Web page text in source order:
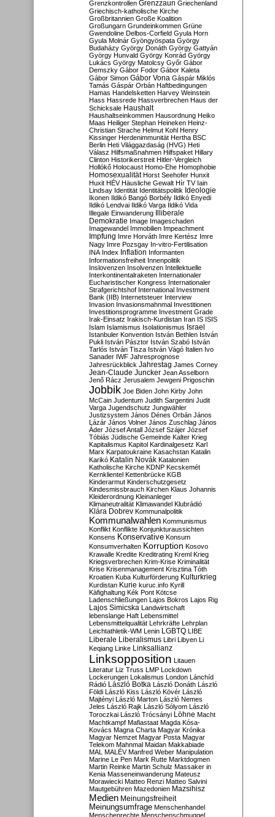
Grenzkontrollen Grenzzaun Griechenland
Griechisch-katholische Kirche
Großbritannien Große Koalition
Großungarn Grundeinkommen Grüne
Gwendoline Delbos-Corfield Gyula Horn
Gyula Molnár Gyöngyöspata György
Budaházy György Donáth György Gattyán
György Hunvald György Konrád György
Lukács György Matolcsy Győr Gábor
Demszky Gábor Fodor Gábor Kaleta
Gábor Simon Gábor Vona Gáspár Miklós
Tamás Gáspár Orbán Haftbedingungen
Hamas Handelsketten Harvey Weinstein
Hass Hassrede Hassverbrechen Haus der
Schicksale Haushalt
Haushaltseinkommen Hausordnung Heiko
Maas Heiliger Stephan Heineken Heinz-
Christian Strache Helmut Kohl Henry
Kissinger Herdenimmunität Hertha BSC
Berlin Heti Világgazdaság (HVG) Heti
Válasz Hilfsmaßnahmen Hilfspaket Hillary
Clinton Historikerstreit Hitler-Vergleich
Hollókő Holocaust Homo-Ehe Homophobie
Homosexualität Horst Seehofer Hunxit
Huxit HÉV Häusliche Gewalt Hír TV Iain
Lindsay Identität Identitätspolitik Ideologie
Ikonen Ildikó Bangó Borbély Ildikó Enyedi
Ildikó Lendvai Ildikó Varga Ildikó Vida
Illegale Einwanderung Illiberale
Demokratie Image Imageschaden
Imagewandel Immobilien Impeachment
Impfung Imre Horváth Imre Kertész Imre
Nagy Imre Pozsgay In-vitro-Fertilisation
INA Index Inflation Informanten
Informationsfreiheit Innenpolitik
Inslovenzen Insolvenzen Intellektuelle
Interkontinentalraketen Internationaler
Eucharistischer Kongress Internationaler
Strafgerichtshof International Investment
Bank (IIB) Internetsteuer Interview
Invasion Invasionsmahnmal Investitionen
Investitionsprogramme Investment Grade
Irak-Einsatz Irakisch-Kurdistan Iran IS ISIS
Islam Islamismus Isolationismus Israel
Istanbuler Konvention István Bethlen István
Pukli István Pásztor István Szabó István
Tarlós István Tisza István Vágó Italien Ivo
Sanader IWF Jahresprognose
Jahresrückblick Jahrestag James Corney
Jean-Claude Juncker Jean Asselborn
Jenő Rácz Jerusalem Jewgeni Prigoschin
Jobbik Joe Biden John Kirby John
McCain Judentum Judith Sargentini Judit
Varga Jugendschutz Jungwähler
Justizsystem János Dénes Orbán János
Lázár János Volner János Zuschlag János
Áder József Antall József Szájer József
Tóbiás Jüdische Gemeinde Kalter Krieg
Kapitalismus Kapitol Kardinalgesetz Karl
Marx Karpatoukraine Kasachstan Katalin
Karikó Katalin Novák Katalonien
Katholische Kirche KDNP Kecskemét
Kernklientel Kettenbrücke KGB
Kinderarmut Kinderschutzgesetz
Kindesmissbrauch Kirchen Klaus Johannis
Kleiderordnung Kleinanleger
Klimaneutralität Klimawandel Klubrádió
Klára Dobrev Kommunalpolitik
Kommunalwahlen Kommunismus
Konflikt Konflikte Konjunkturaussichten
Konsens Konservative Konsum
Konsumverhalten Korruption Kosovo
Krawalle Kredite Kreditrating Kreml Krieg
Kriegsverbrechen Krim-Krise Kriminalität
Krise Krisenmanagement Krisztina Tóth
Kroatien Kuba Kulturförderung Kulturkrieg
Kurdistan Kurie kuruc.info Kyrill
Käfighaltung Kék Pont Kötcse
Ladenschließungen Lajos Bokros Lajos Rig
Lajos Simicska Landwirtschaft
lebenslange Haft Lebensmittel
Lebensmittelqualität Lehrkräfte Lehrplan
Leichtathletik-WM Lenin LGBTQ LIBE
Liberale Liberalismus Libri Libyen Li
Keqiang Linke Linksallianz
Linksopposition Litauen
Literatur Liz Truss LMP Lockdown
Lockerungen Lokalismus London Lánchíd
Rádió
László Botka László Donáth László
Földi László Kiss László Kövér László
Majtényi László Marton László Nemes
Jeles László Rajk László Sólyom László
Toroczkai László Trócsányi Löhne Macht
Machtkampf Mafiastaat Magda Kósa-
Kovács Magna Charta Magyar Krónika
Magyar Nemzet Magyar Posta Magyar
Telekom Mahnmal Maidan Makkabiade
MAL MALÉV Manfred Weber Manipulation
Marine Le Pen Mark Rutte Marktdogmen
Martin Reinke Martin Schulz Massaker in
Kenia Masseneinwanderung Mateusz
Morawiecki Matteo Renzi Matteo Salvini
Mautgebühren Mazedonien Mazsihisz
Medien Meinungsfreiheit
Meinungsumfrage Menschenhandel
Menschenrechte Menschenschmuggel